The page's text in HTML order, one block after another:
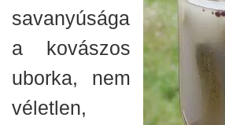
savanyúsága
a kovászos
uborka, nem
véletlen,